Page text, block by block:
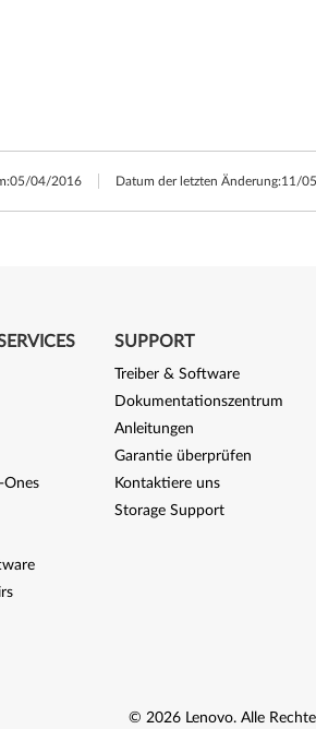
05/04/2016 Datum der letzten Änderung:11/
Ones
SUPPORT
Treiber & Software
Dokumentationszentrum
Anleitungen
Garantie überprüfen
Kontaktiere uns
Storage Support
© 2026 Lenovo. Alle